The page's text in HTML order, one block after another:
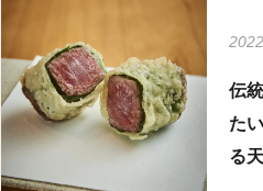
伝
た
る